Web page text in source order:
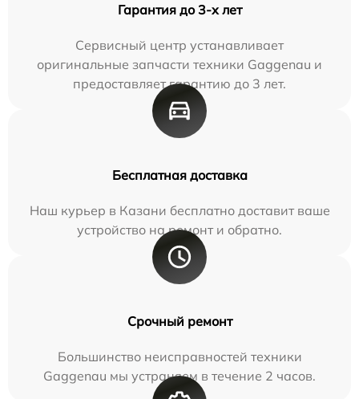
Гарантия до 3-х лет
Сервисный центр устанавливает
оригинальные запчасти техники Gaggenau и
предоставляет гарантию до 3 лет.
Бесплатная доставка
Наш курьер в Казани бесплатно доставит ваше
устройство на ремонт и обратно.
Срочный ремонт
Большинство неисправностей техники
Gaggenau мы устраняем в течение 2 часов.